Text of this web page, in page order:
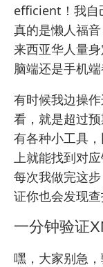
efficient！我自
真的是懒人福
来西亚华人量
脑端还是手机端
有时候我边操
看，就是超过
有各种小工具
上就能找到对
每次我做完这
证你也会发现
一分钟验证
嘿，大家别急